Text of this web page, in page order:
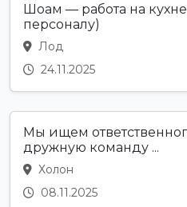
Шоам — работа на
персоналу)
Лод
24.11.2025
Мы ищем
дружную команду ...
Холон
08.11.2025